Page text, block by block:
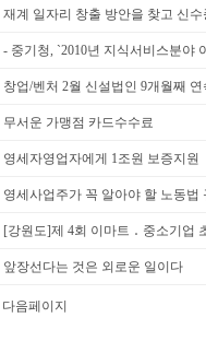
재계 일자리 창출 방안을 찾고 신
- 중기청, `2010년 지식서비스분야
창업/벤처 2월 신설법인 9개월째 연
무서운 가맹점 카드수수료
영세자영업자에게 1조원 보증지원
영세사업주가 꼭 알아야 할 노동법
[강원도]제 4회 이마트 ․ 중소기업
앞장선다는 것은 외로운 일이다
다음페이지